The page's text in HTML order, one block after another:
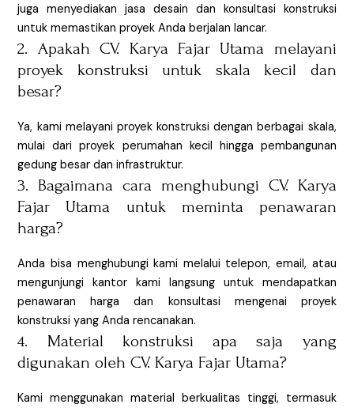
juga menyediakan jasa desain dan konsultasi konstruksi
untuk memastikan proyek Anda berjalan lancar.
2. Apakah CV. Karya Fajar Utama melayani
proyek konstruksi untuk skala kecil dan
besar?
Ya, kami melayani proyek konstruksi dengan berbagai skala,
mulai dari proyek perumahan kecil hingga pembangunan
gedung besar dan infrastruktur.
3. Bagaimana cara menghubungi CV. Karya
Fajar Utama untuk meminta penawaran
harga?
Anda bisa menghubungi kami melalui telepon, email, atau
mengunjungi kantor kami langsung untuk mendapatkan
penawaran harga dan konsultasi mengenai proyek
konstruksi yang Anda rencanakan.
4. Material konstruksi apa saja yang
digunakan oleh CV. Karya Fajar Utama?
Kami menggunakan material berkualitas tinggi, termasuk